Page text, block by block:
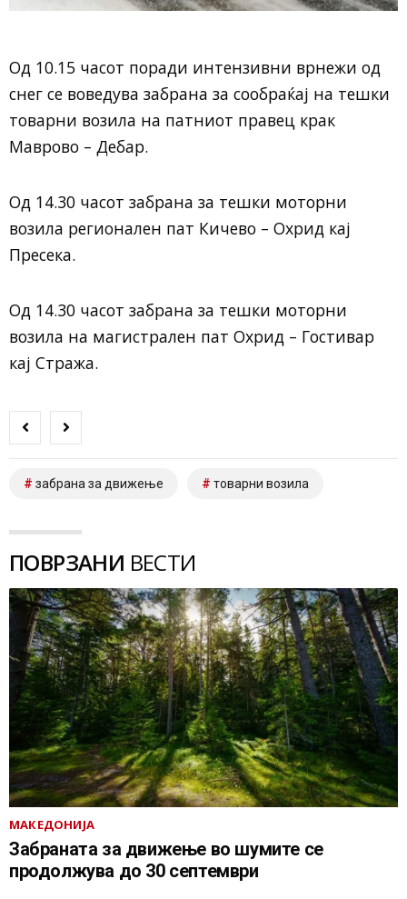
Од 10.15 часот поради интензивни врнежи од
снег се воведува забрана за сообраќај на тешки
товарни возила на патниот правец крак
Маврово – Дебар.
Од 14.30 часот забрана за тешки моторни
возила регионален пат Кичево – Охрид кај
Пресека.
Од 14.30 часот забрана за тешки моторни
возила на магистрален пат Охрид – Гостивар
кај Стража.
забрана за движење товарни возила
ПОВРЗАНИ ВЕСТИ
МАКЕДОНИЈА
Забраната за движење во шумите се
продолжува до 30 септември